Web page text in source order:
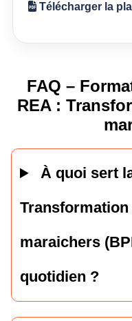
Télécharger la
FAQ –
REA :
À quoi sert
maraichers
quotidien ?